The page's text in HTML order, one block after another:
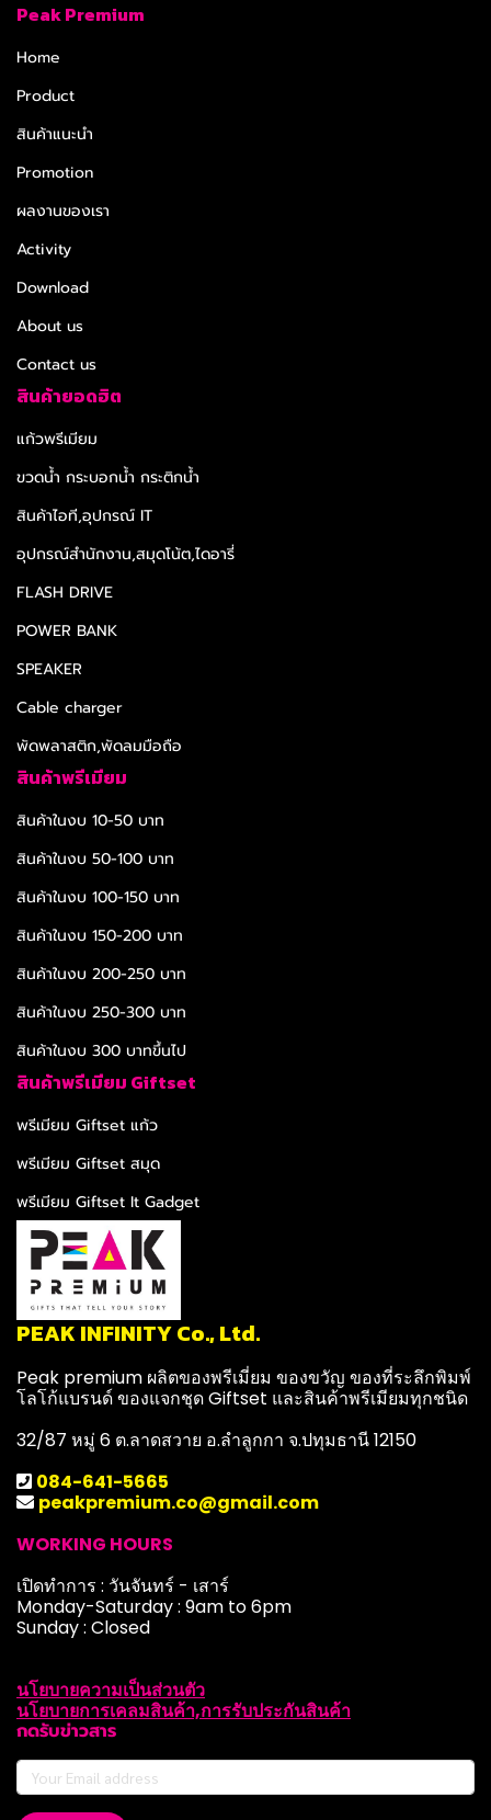
Peak Premium
Home
Product
สินค้าแนะนำ
Promotion
ผลงานของเรา
Activity
Download
About us
Contact us
สินค้ายอดฮิต
แก้วพรีเมียม
ขวดน้ำ กระบอกน้ำ กระติกน้ำ
สินค้าไอที,อุปกรณ์ IT
อุปกรณ์สำนักงาน,สมุดโน้ต,ไดอารี่
FLASH DRIVE
POWER BANK
SPEAKER
Cable charger
พัดพลาสติก,พัดลมมือถือ
สินค้าพรีเมียม
สินค้าในงบ 10-50 บาท
สินค้าในงบ 50-100 บาท
สินค้าในงบ 100-150 บาท
สินค้าในงบ 150-200 บาท
สินค้าในงบ 200-250 บาท
สินค้าในงบ 250-300 บาท
สินค้าในงบ 300 บาทขึ้นไป
สินค้าพรีเมียม Giftset
พรีเมียม Giftset แก้ว
พรีเมียม Giftset สมุด
พรีเมียม Giftset It Gadget
PEAK INFINITY Co., Ltd.
Peak premium ผลิตของพรีเมี่ยม ของขวัญ ของที่ระลึกพิมพ์
โลโก้แบรนด์ ของแจกชุด Giftset และสินค้าพรีเมียมทุกชนิด
32/87 หมู่ 6 ต.ลาดสวาย อ.ลำลูกกา จ.ปทุมธานี 12150
084-641-5665
peakpremium.co@gmail.com
WORKING HOURS
เปิดทำการ : วันจันทร์ - เสาร์
Monday-Saturday : 9am to 6pm
Sunday : Closed
นโยบายความเป็นส่วนตัว
นโยบายการเคลมสินค้า,การรับประกันสินค้า
กดรับข่าวสาร